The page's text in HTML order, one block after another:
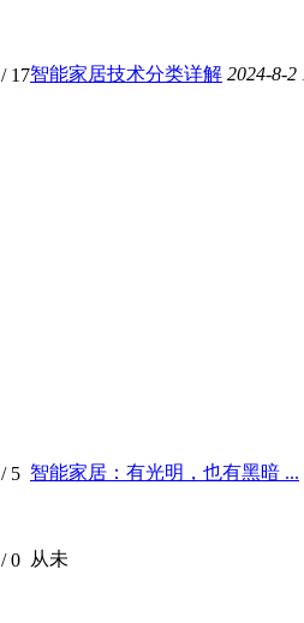
/ 17智能家居技术分类详解 2024-8-
/ 5 智能家居：有光明，也有黑暗 ...
/ 0 从未